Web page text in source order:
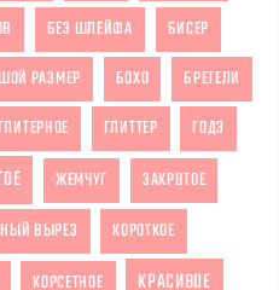
БЕЗ ШЛЕЙФА БИСЕР
РАЗМЕР БОХО БРЕТЕЛИ
ГЛИТЕРНОЕ ГЛИТТЕР ГОДЭ
ЖЕМЧУГ ЗАКРВТОЕ
ВЫРЕЗ КОРОТКОЕ
КОРСЕТНОЕ КРАСИВОЕ